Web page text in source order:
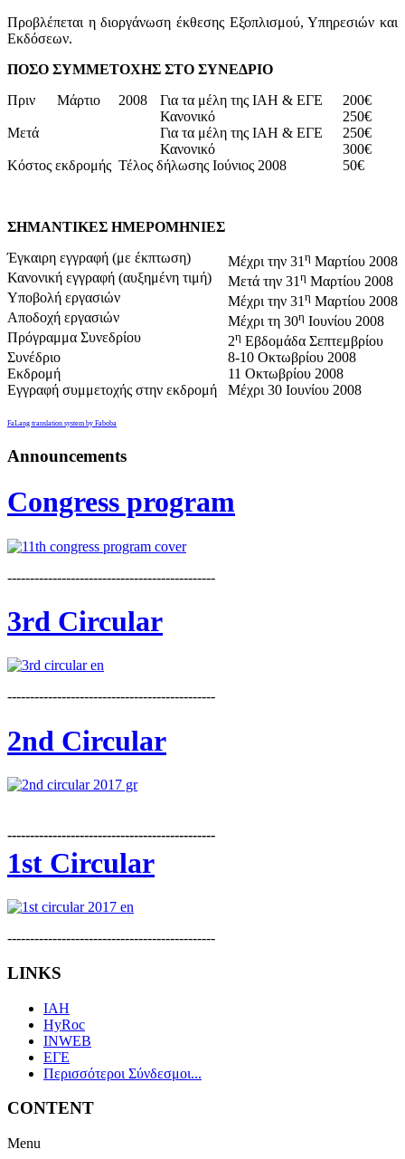
Προβλέπεται η διοργάνωση έκθεσης Εξοπλισμού, Υπηρεσιών και
Εκδόσεων.
ΠΟΣΟ ΣΥΜΜΕΤΟΧΗΣ ΣΤΟ ΣΥΝΕΔΡΙΟ
Πριν
Μάρτιο 2008 Για τα μέλη της IAH & ΕΓΕ
200€
Κανονικό
250€
Μετά
Για τα μέλη της IAH & ΕΓΕ
250€
Κανονικό
300€
Κόστος εκδρομής Τέλος δήλωσης Ιούνιος 2008 50€
ΣΗΜΑΝΤΙΚΕΣ ΗΜΕΡΟΜΗΝΙΕΣ
Έγκαιρη εγγραφή (με έκπτωση)
Μέχρι την 31 η Μαρτίου 2008
Κανονική εγγραφή (αυξημένη τιμή)
Μετά την 31 η Μαρτίου 2008
Υποβολή εργασιών
Μέχρι την 31 η Μαρτίου 2008
Αποδοχή εργασιών
Μέχρι τη 30η Ιουνίου 2008
Πρόγραμμα Συνεδρίου
2η Εβδομάδα Σεπτεμβρίου
Συνέδριο
8-10 Οκτωβρίου 2008
Εκδρομή
11 Οκτωβρίου 2008
Εγγραφή συμμετοχής στην εκδρομή
Μέχρι 30 Ιουνίου 2008
FaLang translation system by Faboba
Announcements
Congress program
----------------------------------------------
3rd Circular
----------------------------------------------
2nd Circular
----------------------------------------------
1st Circular
----------------------------------------------
LINKS
IAH
HyRoc
INWEB
ΕΓΕ
Περισσότεροι Σύνδεσμοι...
CONTENT
Menu